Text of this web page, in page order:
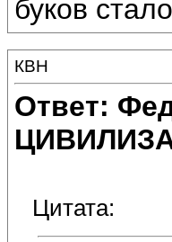
буков
КВН
Ответ:
Цитата: